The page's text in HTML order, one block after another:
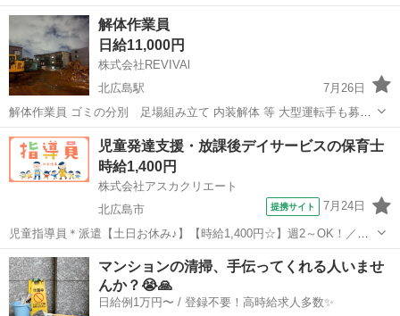
ドライバーを募集しています！ 今回はAmazon新拠点立ち上げに伴う
募集となります。 募集台数は5台限定のため、早期に枠が埋まる可能
性がございます。...
北海道 北広島市 ドライバー
解体作業員
日給11,000円
株式会社REVIVAl
北広島駅
7月26日
解体作業員 ゴミの分別 足場組み立て 内装解体 等 大型運転手も募集
経験により給料変動 最低11000円から
北海道 北広島市 北広島駅 建築 給料
児童発達支援・放課後デイサービスの保育士
時給1,400円
株式会社アスカクリエート
北広島市
提携サイト 7月24日
児童指導員＊派遣【土日お休み♪】【時給1,400円☆】週2～OK！／車
通勤OK！無料駐車場完備◎／残業なし・持ち帰りなし ●〇−−−−−−−−
−−−−−−〇● 児童通所支援Circusにて、増員のため 派遣スタッフを募
集...
北海道 北広島市
マンションの清掃、手伝ってくれる人いませ
んか？😭🙏
日給例1万円〜 / 登録不要！高時給求人多数✨